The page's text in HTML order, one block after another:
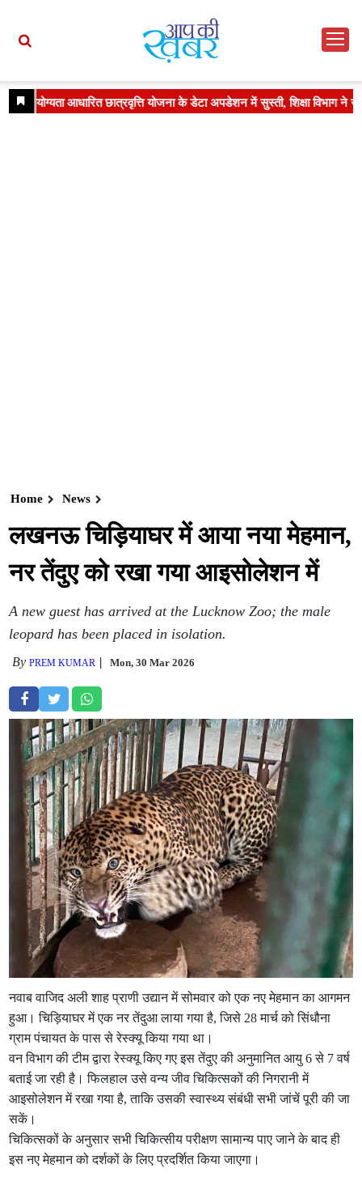
Home News
लखनऊ चिड़ियाघर में आया नया मेहमान,
नर तेंदुए को रखा गया आइसोलेशन में
A new guest has arrived at the Lucknow Zoo; the male
leopard has been placed in isolation.
ByPREM KUMAR Mon, 30 Mar 2026
नवाब वाजिद अली शाह प्राणी उद्यान में सोमवार को एक नए मेहमान का आगमन
हुआ। चिड़ियाघर में एक नर तेंदुआ लाया गया है, जिसे 28 मार्च को सिंधौना
ग्राम पंचायत के पास से रेस्क्यू किया गया था।
वन विभाग की टीम द्वारा रेस्क्यू किए गए इस तेंदुए की अनुमानित आयु 6 से 7 वर्ष
बताई जा रही है। फिलहाल उसे वन्य जीव चिकित्सकों की निगरानी में
आइसोलेशन में रखा गया है, ताकि उसकी स्वास्थ्य संबंधी सभी जांचें पूरी की जा
सकें।
चिकित्सकों के अनुसार सभी चिकित्सीय परीक्षण सामान्य पाए जाने के बाद ही
इस नए मेहमान को दर्शकों के लिए प्रदर्शित किया जाएगा।